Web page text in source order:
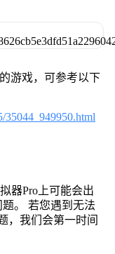
游戏，可参考以下
35044_949950.html
器Pro上可能会出
。 若您遇到无法
，我们会第一时间